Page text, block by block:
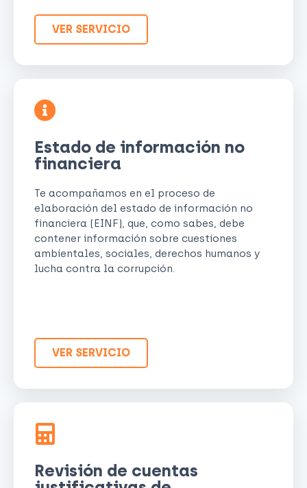
VER SERVICIO
Estado de información no
financiera
Te acompañamos en el proceso de
elaboración del estado de información no
financiera (EINF), que, como sabes, debe
contener información sobre cuestiones
ambientales, sociales, derechos humanos y
lucha contra la corrupción.
VER SERVICIO
Revisión de cuentas